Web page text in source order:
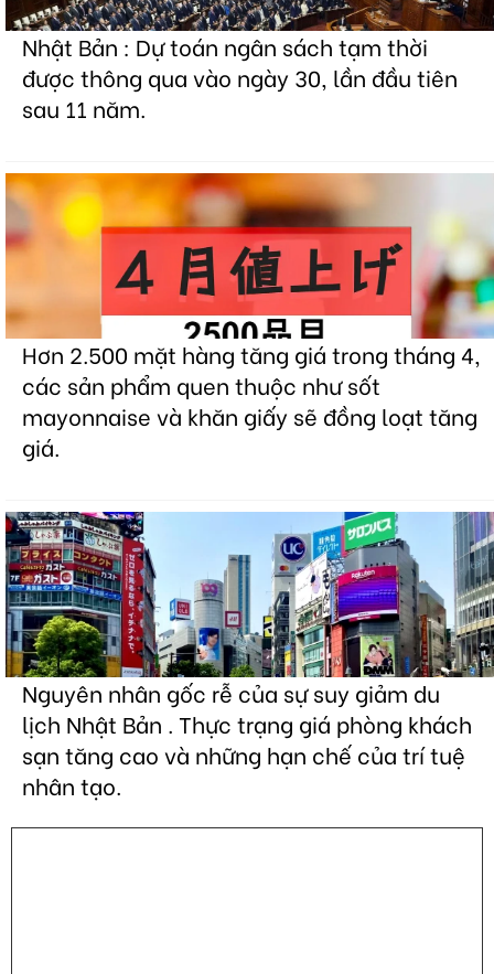
Nhật Bản : Dự toán ngân sách tạm thời
được thông qua vào ngày 30, lần đầu tiên
sau 11 năm.
Hơn 2.500 mặt hàng tăng giá trong tháng 4,
các sản phẩm quen thuộc như sốt
mayonnaise và khăn giấy sẽ đồng loạt tăng
giá.
Nguyên nhân gốc rễ của sự suy giảm du
lịch Nhật Bản . Thực trạng giá phòng khách
sạn tăng cao và những hạn chế của trí tuệ
nhân tạo.